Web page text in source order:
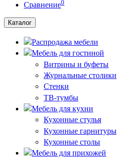
Сравнение0
Каталог
Распродажа мебели
Мебель для гостиной
Витрины и буфеты
Журнальные столики
Стенки
ТВ-тумбы
Мебель для кухни
Кухонные стулья
Кухонные гарнитуры
Кухонные столы
Мебель для прихожей